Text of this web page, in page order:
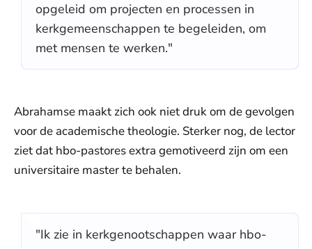
opgeleid om projecten en processen in
kerkgemeenschappen te begeleiden, om
met mensen te werken."
Abrahamse maakt zich ook niet druk om de gevolgen
voor de academische theologie. Sterker nog, de lector
ziet dat hbo-pastores extra gemotiveerd zijn om een
universitaire master te behalen.
"Ik zie in kerkgenootschappen waar hbo-